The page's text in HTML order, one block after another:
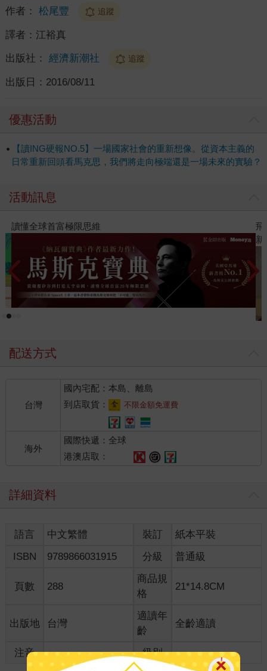
作者： 松尾豐 追蹤
譯者： 江裕真
出版社： 經濟新潮社 追蹤
出版日： 2016/08/11
優惠活動
【讀ING硬報NO.5】一場國家社會的重新想像。從資本主義的
日常重新回頭看馬克思，我們將走向極端還是一場未來的實驗？
活動訊息
飛吧，鴻！：母親、我與中國（暢銷全球逾1500萬冊
配送方式
台灣
國內宅配：本島、離島
到店取貨：
不限金額免運費
海外
國際快遞：全球
港澳店取：
詳細資料
語言 中文繁體 裝訂
紙本平裝
ISBN
9789866031915 分級 普通級
頁數 288
商品規
格
21*14.8CM
出版地 台灣
適讀年
齡
全齡適讀
注音 級別